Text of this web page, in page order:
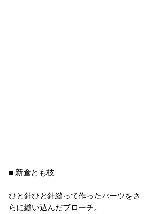
■ 新倉とも枝
ひと針ひと針縫って作ったパーツをさ
らに縫い込んだブローチ。